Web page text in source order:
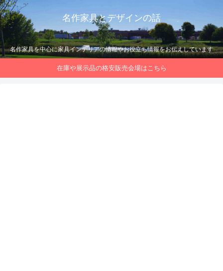
名作家具とデザインの話
名作家具を中心に家具インテリアの情報やお役立ち情報をお伝えしています
在庫や展示品の格安販売会場はこちら